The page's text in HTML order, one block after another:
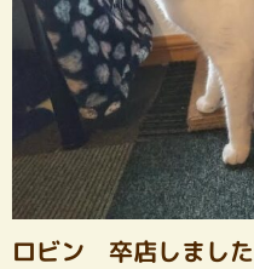
ロビン 卒店しました